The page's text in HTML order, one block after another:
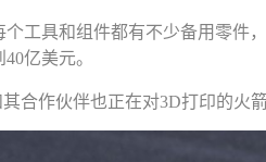
个工具和组件都有不少备用零件
亿美元。
合作伙伴也正在对3D打印的火